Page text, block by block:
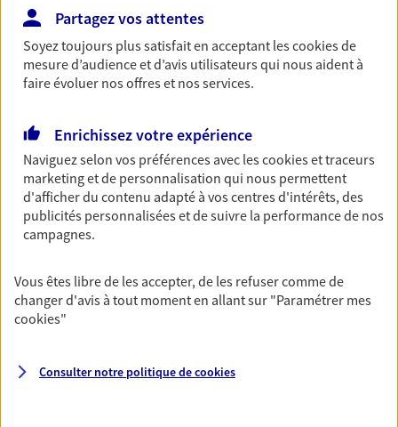
Gamerre Gamerre et Soro
France
2 Rue Aspirant Fr Philippe, 83260 La Crau
Agence accessible
Horaires : Fermé
Ouvre à 08:30
NOUS CONTACTER
VOIR NOTRE SITE WEB
Partagez vos attentes
Soyez toujours plus satisfait en acceptant lescookiesde
mesure d’audience et d’avis utilisateurs qui nous aident à
faire évoluer nos offres et nos services.
Enrichissez votre expérience
Naviguez selon vos préférences avec lescookies et traceurs
marketing et de personnalisation qui nous permettent
d'afficher du contenu adapté à vos centres d'intérêts, des
publicités personnalisées et de suivre la performance de nos
campagnes.
Vous êtes libre de les accepter, de les refuser comme de
changer d'avis à tout moment en allant sur "Paramétrer mes
cookies"
Consulter notre politique decookies